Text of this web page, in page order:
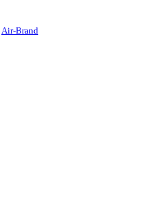
Air-Brand